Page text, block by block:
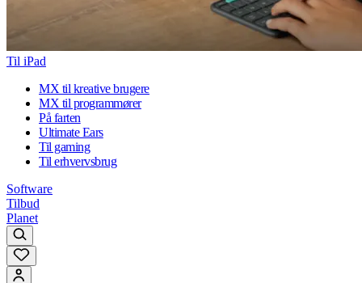
Til iPad
MX til kreative brugere
MX til programmører
På farten
Ultimate Ears
Til gaming
Til erhvervsbrug
Software
Tilbud
Planet